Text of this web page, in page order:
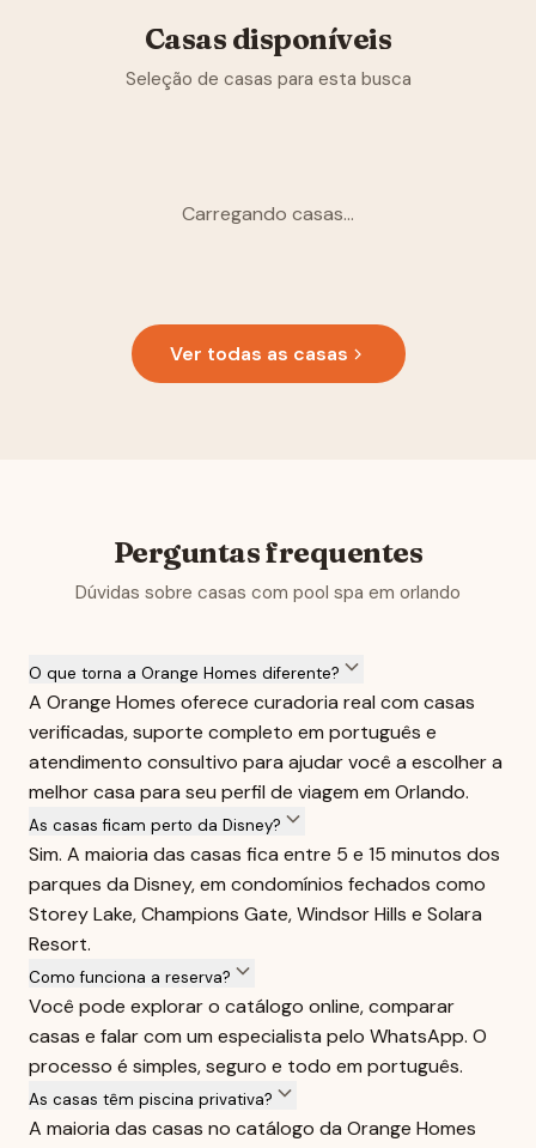
Casas disponíveis
Seleção de casas para esta busca
Carregando casas...
Ver todas as casas
Perguntas frequentes
Dúvidas sobre casas com pool spa em orlando
O que torna a Orange Homes diferente?
A Orange Homes oferece curadoria real com casas
verificadas, suporte completo em português e
atendimento consultivo para ajudar você a escolher a
melhor casa para seu perfil de viagem em Orlando.
As casas ficam perto da Disney?
Sim. A maioria das casas fica entre 5 e 15 minutos dos
parques da Disney, em condomínios fechados como
Storey Lake, Champions Gate, Windsor Hills e Solara
Resort.
Como funciona a reserva?
Você pode explorar o catálogo online, comparar
casas e falar com um especialista pelo WhatsApp. O
processo é simples, seguro e todo em português.
As casas têm piscina privativa?
A maioria das casas no catálogo da Orange Homes